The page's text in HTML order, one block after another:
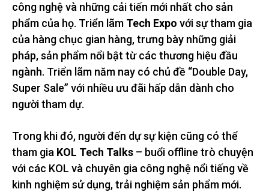
công nghệ và những cải tiến mới nhất cho sản
phẩm của họ. Triển lãm Tech Expo với sự tham gia
của hàng chục gian hàng, trưng bày những giải
pháp, sản phẩm nổi bật từ các thương hiệu đầu
ngành. Triển lãm năm nay có chủ đề “Double Day,
Super Sale” với nhiều ưu đãi hấp dẫn dành cho
người tham dự.
Trong khi đó, người đến dự sự kiện cũng có thể
tham gia KOL Tech Talks – buổi offline trò chuyện
với các KOL và chuyên gia công nghệ nổi tiếng về
kinh nghiệm sử dụng, trải nghiệm sản phẩm mới.